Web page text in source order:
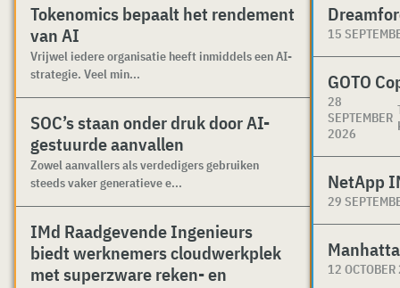
Tokenomics bepaalt het rendement
van AI
Vrijwel iedere organisatie heeft inmiddels een AI-
strategie. Veel min...
SOC’s staan onder druk door AI-
gestuurde aanvallen
Zowel aanvallers als verdedigers gebruiken
steeds vaker generatieve e...
IMd Raadgevende Ingenieurs
biedt werknemers cloudwerkplek
met superzware reken- en
15
GOTO
28
SEPTEMBER
2026
NetApp
29
12